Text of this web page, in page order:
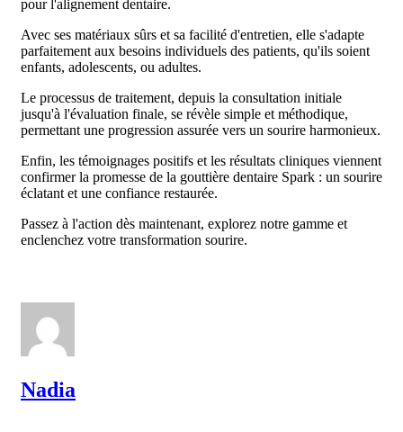
pour l'alignement dentaire.
Avec ses matériaux sûrs et sa facilité d'entretien, elle s'adapte
parfaitement aux besoins individuels des patients, qu'ils soient
enfants, adolescents, ou adultes.
Le processus de traitement, depuis la consultation initiale
jusqu'à l'évaluation finale, se révèle simple et méthodique,
permettant une progression assurée vers un sourire harmonieux.
Enfin, les témoignages positifs et les résultats cliniques viennent
confirmer la promesse de la gouttière dentaire Spark : un sourire
éclatant et une confiance restaurée.
Passez à l'action dès maintenant, explorez notre gamme et
enclenchez votre transformation sourire.
Nadia